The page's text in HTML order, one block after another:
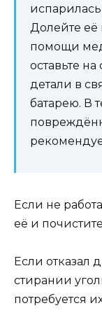
Долейте её
помощи
оставьте
детали в
батарею. В
Если не
её и
Если отказал
стирании
потребуется